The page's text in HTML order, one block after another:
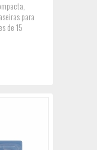
para
de 15